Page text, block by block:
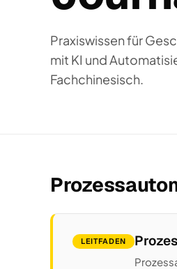
Praxiswissen für
mit KI und
Fachchinesisch.
LEITFADEN